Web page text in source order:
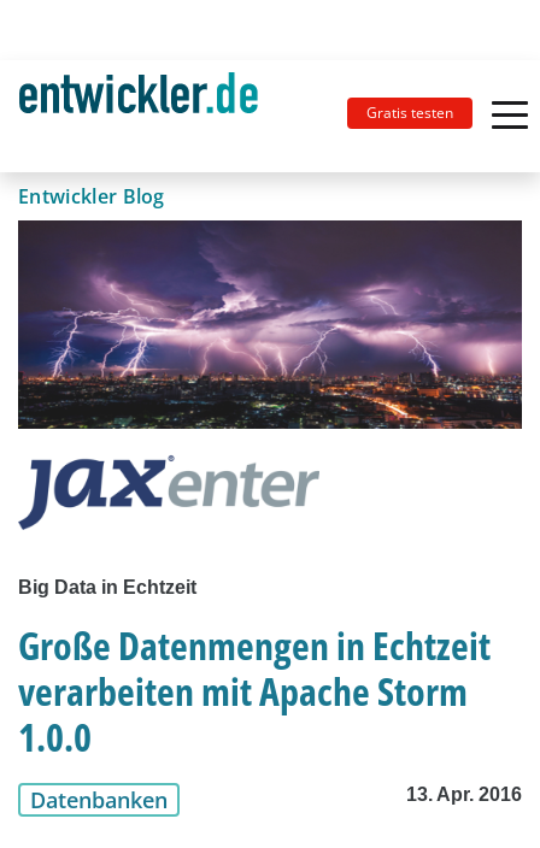
Gratis testen
Entwickler Blog
Big Data in Echtzeit
Große Datenmengen in Echtzeit
verarbeiten mit Apache Storm
1.0.0
Datenbanken 13. Apr. 2016